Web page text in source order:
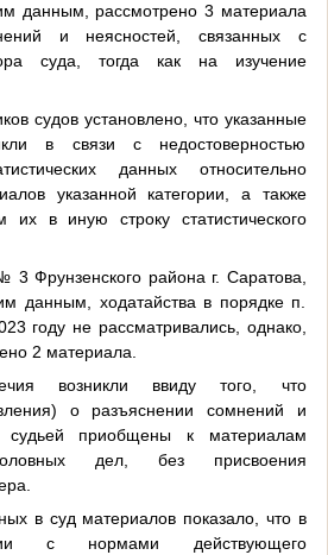
данным, рассмотрено 3 материала
и неясностей, связанных с
суда, тогда как на изучение
судов установлено, что указанные
в связи с недостоверностью
данных относительно
указанной категории, а также
в иную строку статистического
3 Фрунзенского района г. Саратова,
данным, ходатайства в порядке п.
году не рассматривались, однако,
2 материала.
возникли ввиду того, что
о разъяснении сомнений и
судьей приобщены к материалам
дел, без присвоения
в суд материалов показало, что в
с нормами действующего